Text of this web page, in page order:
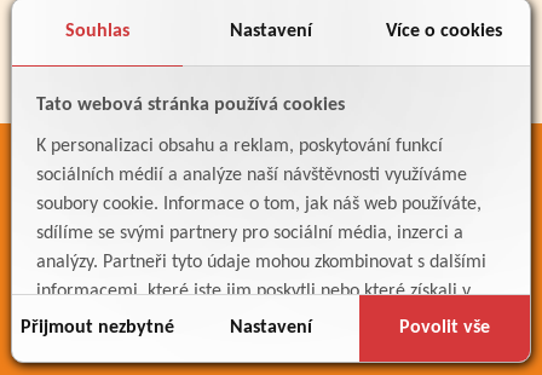
Souhlas Nastavení Více o cookies
Tato webová stránka používá cookies
K personalizaci obsahu a reklam, poskytování funkcí
sociálních médií a analýze naší návštěvnosti využíváme
soubory cookie. Informace o tom, jak náš web používáte,
sdílíme se svými partnery pro sociální média, inzerci a
analýzy. Partneři tyto údaje mohou zkombinovat s dalšími
informacemi, které jste jim poskytli nebo které získali v
důsledku toho, že používáte jejich služby.
Přijmout nezbytné Nastavení Povolit vše
ODKAZY
Bakaláři
Jídelníček
Meteostanice